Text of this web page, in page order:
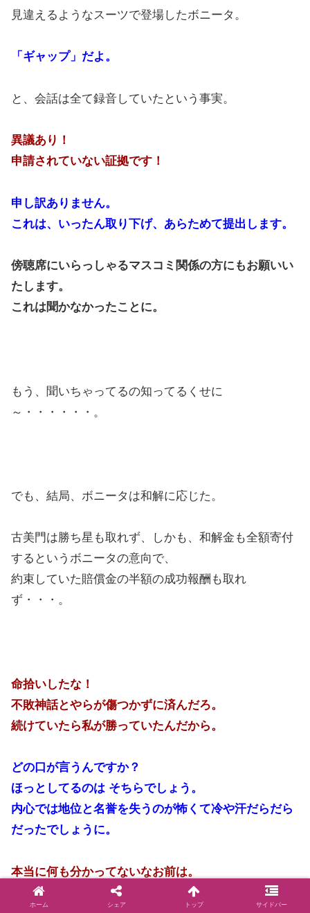
見違えるようなスーツで登場したボニータ。
「ギャップ」だよ。
と、会話は全て録音していたという事実。
異議あり！
申請されていない証拠です！
申し訳ありません。
これは、いったん取り下げ、あらためて提出します。
傍聴席にいらっしゃるマスコミ関係の方にもお願いい
たします。
これは聞かなかったことに。
もう、聞いちゃってるの知ってるくせに
～・・・・・・。
でも、結局、ボニータは和解に応じた。
古美門は勝ち星も取れず、しかも、和解金も全額寄付
するというボニータの意向で、
約束していた賠償金の半額の成功報酬も取れ
ず・・・。
命拾いしたな！
不敗神話とやらが傷つかずに済んだろ。
続けていたら私が勝っていたんだから。
どの口が言うんですか？
ほっとしてるのは そちらでしょう。
内心では地位と名誉を失うのが怖くて冷や汗だらだら
だったでしょうに。
本当に何も分かってないなお前は。
ホーム シェア トップ サイドバー